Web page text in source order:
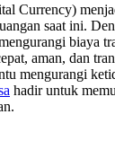
Currency)
saat ini.
biaya
aman, dan
mengurangi
hadir untuk